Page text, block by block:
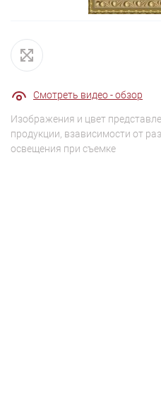
Смотреть видео - обзор
Изображения и цвет
продукции, взависимости от
освещения при съемке